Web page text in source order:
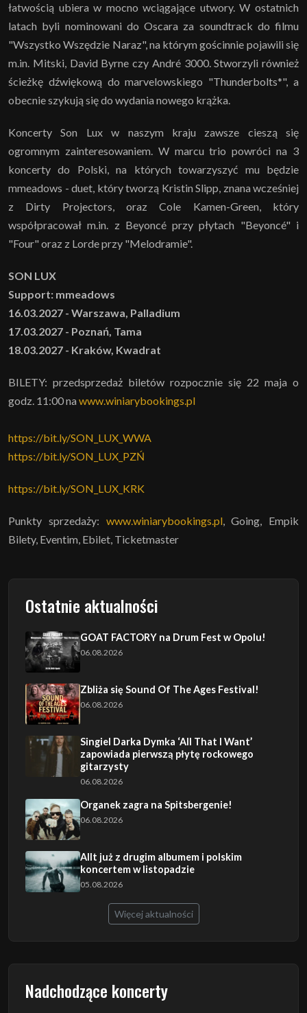
łatwością ubiera w mocno wciągające utwory. W ostatnich
latach byli nominowani do Oscara za soundtrack do filmu
"Wszystko Wszędzie Naraz", na którym gościnnie pojawili się
m.in. Mitski, David Byrne czy André 3000. Stworzyli również
ścieżkę dźwiękową do marvelowskiego "Thunderbolts*", a
obecnie szykują się do wydania nowego krążka.
Koncerty Son Lux w naszym kraju zawsze cieszą się
ogromnym zainteresowaniem. W marcu trio powróci na 3
koncerty do Polski, na których towarzyszyć mu będzie
mmeadows - duet, który tworzą Kristin Slipp, znana wcześniej
z Dirty Projectors, oraz Cole Kamen-Green, który
współpracował m.in. z Beyoncé przy płytach "Beyoncé" i
"Four" oraz z Lorde przy "Melodramie".
SON LUX
Support: mmeadows
16.03.2027 - Warszawa, Palladium
17.03.2027 - Poznań, Tama
18.03.2027 - Kraków, Kwadrat
BILETY: przedsprzedaż biletów rozpocznie się 22 maja o
godz. 11:00 na www.winiarybookings.pl
https://bit.ly/SON_LUX_WWA
https://bit.ly/SON_LUX_PZŃ
https://bit.ly/SON_LUX_KRK
Punkty sprzedaży: www.winiarybookings.pl, Going, Empik
Bilety, Eventim, Ebilet, Ticketmaster
Ostatnie aktualności
GOAT FACTORY na Drum Fest w Opolu!
06.08.2026
Zbliża się Sound Of The Ages Festival!
06.08.2026
Singiel Darka Dymka ‘All That I Want’
zapowiada pierwszą płytę rockowego
gitarzysty
06.08.2026
Organek zagra na Spitsbergenie!
06.08.2026
Allt już z drugim albumem i polskim
koncertem w listopadzie
05.08.2026
Więcej aktualności
Nadchodzące koncerty